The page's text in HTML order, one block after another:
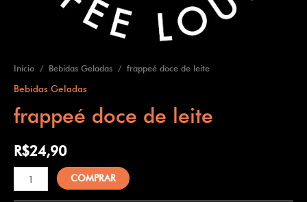
Início / Bebidas Geladas / frappeé doce de leite
Bebidas Geladas
frappeé doce de leite
R$24,90
COMPRAR